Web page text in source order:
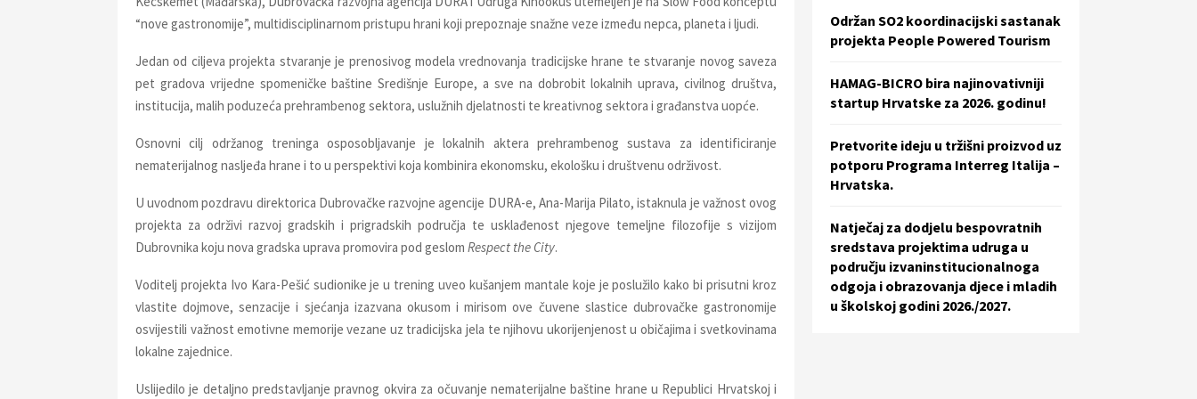
“nove gastronomije”, multidisciplinarnom pristupu hrani koji prepoznaje snažne veze između nepca, planeta i ljudi.
Jedan od ciljeva projekta stvaranje je prenosivog modela vrednovanja tradicijske hrane te stvaranje novog saveza
pet gradova vrijedne spomeničke baštine Središnje Europe, a sve na dobrobit lokalnih uprava, civilnog društva,
institucija, malih poduzeća prehrambenog sektora, uslužnih djelatnosti te kreativnog sektora i građanstva uopće.
Osnovni cilj održanog treninga osposobljavanje je lokalnih aktera prehrambenog sustava za identificiranje
nematerijalnog nasljeđa hrane i to u perspektivi koja kombinira ekonomsku, ekološku i društvenu održivost.
U uvodnom pozdravu direktorica Dubrovačke razvojne agencije DURA-e, Ana-Marija Pilato, istaknula je važnost ovog
projekta za održivi razvoj gradskih i prigradskih područja te usklađenost njegove temeljne filozofije s vizijom
Dubrovnika koju nova gradska uprava promovira pod geslom Respect the City.
Voditelj projekta Ivo Kara-Pešić sudionike je u trening uveo kušanjem mantale koje je poslužilo kako bi prisutni kroz
vlastite dojmove, senzacije i sjećanja izazvana okusom i mirisom ove čuvene slastice dubrovačke gastronomije
osvijestili važnost emotivne memorije vezane uz tradicijska jela te njihovu ukorijenjenost u običajima i svetkovinama
lokalne zajednice.
Uslijedilo je detaljno predstavljanje pravnog okvira za očuvanje nematerijalne baštine hrane u Republici Hrvatskoj i
Održan SO2 koordinacijski sastanak
projekta People Powered Tourism
HAMAG-BICRO bira najinovativniji
startup Hrvatske za 2026. godinu!
Pretvorite ideju u tržišni proizvod uz
potporu Programa Interreg Italija –
Hrvatska.
Natječaj za dodjelu bespovratnih
sredstava projektima udruga u
području izvaninstitucionalnoga
odgoja i obrazovanja djece i mladih
u školskoj godini 2026./2027.